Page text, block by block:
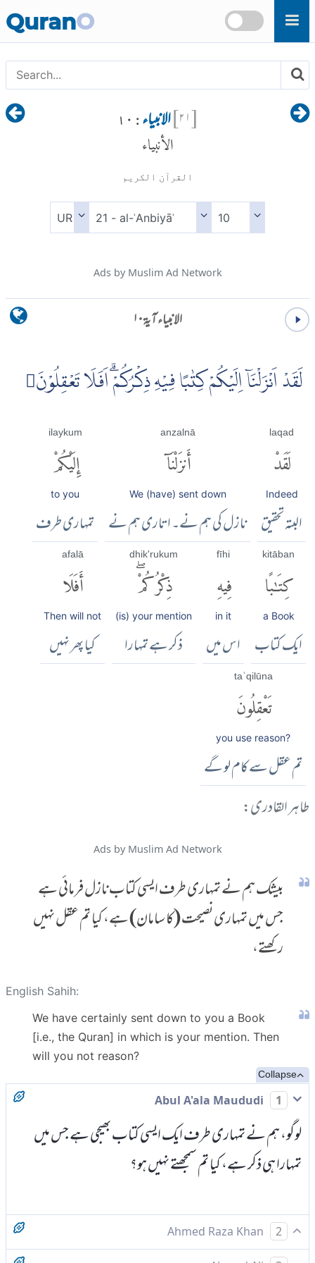
Skip to main content
QuranO
[۲۱]الانبیاء : ۱۰
الأنبياء
القرآن الكريم
Ads by Muslim Ad Network
الانبیاء آية ۱۰
لَقَدْ اَنْزَلْنَاۤ اِلَيْكُمْ كِتٰبًا فِيْهِ ذِكْرُكُمْۗ اَفَلَا تَعْقِلُوْنَ
laqad
لَقَدْ
Indeed
البتہ تحقیق
anzalnā
أَنزَلْنَآ
We (have) sent down
نازل کی ہم نے۔ اتاری ہم نے
ilaykum
إِلَيْكُمْ
to you
تمہاری طرف
kitāban
كِتَٰبًا
a Book
ایک کتاب
fīhi
فِيهِ
in it
اس میں
dhik'rukum
ذِكْرُكُمْۖ
(is) your mention
ذکر ہے تمہارا
afalā
أَفَلَا
Then will not
کیا پھر نہیں
taʿqilūna
تَعْقِلُونَ
you use reason?
تم عقل سے کام لو گے
طاہر القادری:
Ads by Muslim Ad Network
بیشک ہم نے تمہاری طرف ایسی کتاب نازل فرمائی ہے
جس میں تمہاری نصیحت (کا سامان) ہے، کیا تم عقل نہیں
رکھتے،
English Sahih:
We have certainly sent down to you a Book
[i.e., the Quran] in which is your mention. Then
will you not reason?
Collapse
1
لوگو، ہم نے تمہاری طرف ایک ایسی کتاب بھیجی ہے جس میں
تمہارا ہی ذکر ہے، کیا تم سمجھتے نہیں ہو؟
2